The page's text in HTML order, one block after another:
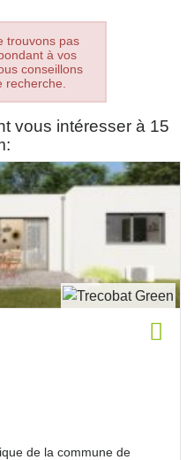
trouvons pas
à vos
conseillons
recherche.
vous intéresser à 15
de la commune de